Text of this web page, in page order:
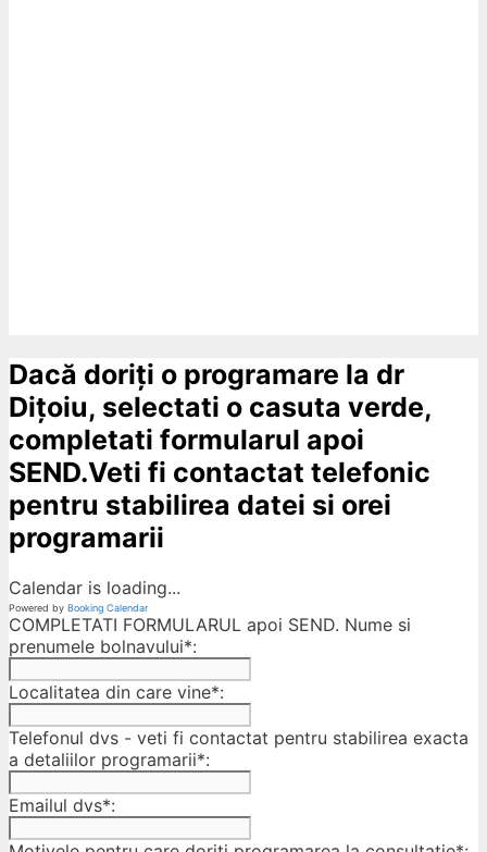
Dacă doriți o programare la dr
Dițoiu, selectati o casuta verde,
completati formularul apoi
SEND.Veti fi contactat telefonic
pentru stabilirea datei si orei
programarii
Calendar is loading...
Powered by Booking Calendar
COMPLETATI FORMULARUL apoi SEND. Nume si
prenumele bolnavului*:
Localitatea din care vine*:
Telefonul dvs - veti fi contactat pentru stabilirea exacta
a detaliilor programarii*:
Emailul dvs*: